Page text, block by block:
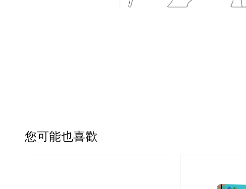
您可能也喜歡